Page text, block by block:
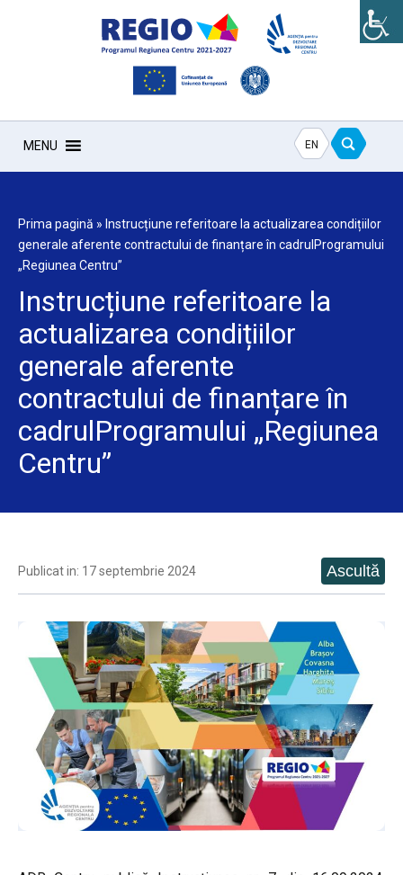
MENU EN
Prima pagină » Instrucțiune referitoare la actualizarea condițiilor
generale aferente contractului de finanțare în cadrulProgramului
„Regiunea Centru”
Instrucțiune referitoare la
actualizarea condițiilor
generale aferente
contractului de finanțare în
cadrulProgramului „Regiunea
Centru”
Publicat in: 17 septembrie 2024